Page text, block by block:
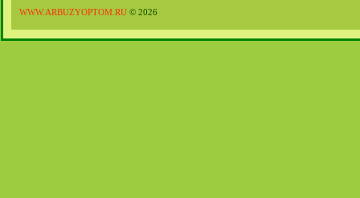
WWW.ARBUZYOPTOM.RU © 2026